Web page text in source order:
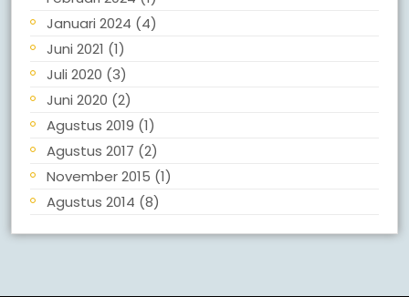
Januari 2024 (4)
Juni 2021 (1)
Juli 2020 (3)
Juni 2020 (2)
Agustus 2019 (1)
Agustus 2017 (2)
November 2015 (1)
Agustus 2014 (8)